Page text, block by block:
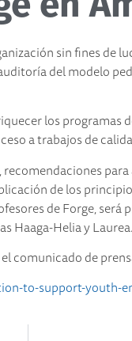
sin fines de
del modelo
los programas
a trabajos de
de los
de Forge, será
Haaga-Helia y Laurea.
comunicado de
to-support-youth-